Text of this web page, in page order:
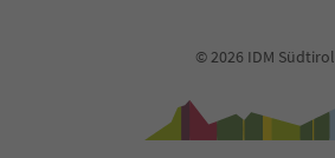
© 2026 IDM Südtirol